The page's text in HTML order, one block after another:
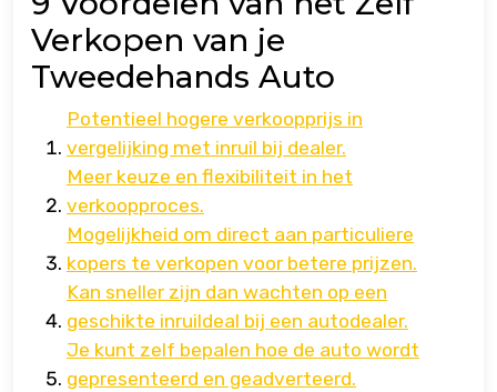
Verkopen van je
Tweedehands Auto
Potentieel hogere verkoopprijs in
vergelijking met inruil bij dealer.
Meer keuze en flexibiliteit in het
verkoopproces.
Mogelijkheid om direct aan particuliere
kopers te verkopen voor betere prijzen.
Kan sneller zijn dan wachten op een
geschikte inruildeal bij een autodealer.
Je kunt zelf bepalen hoe de auto wordt
gepresenteerd en geadverteerd.